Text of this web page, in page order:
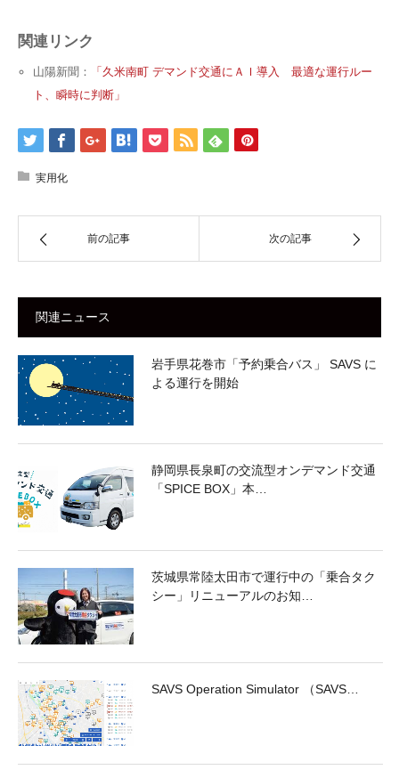
関連リンク
山陽新聞：
「久米南町 デマンド交通にＡＩ導入 最適な運行ルー
ト、瞬時に判断」
実用化
前の記事 次の記事
関連ニュース
岩手県花巻市「予約乗合バス」 SAVS に
よる運行を開始
静岡県長泉町の交流型オンデマンド交通
「SPICE BOX」本…
茨城県常陸太田市で運行中の「乗合タク
シー」リニューアルのお知…
SAVS Operation Simulator （SAVS…